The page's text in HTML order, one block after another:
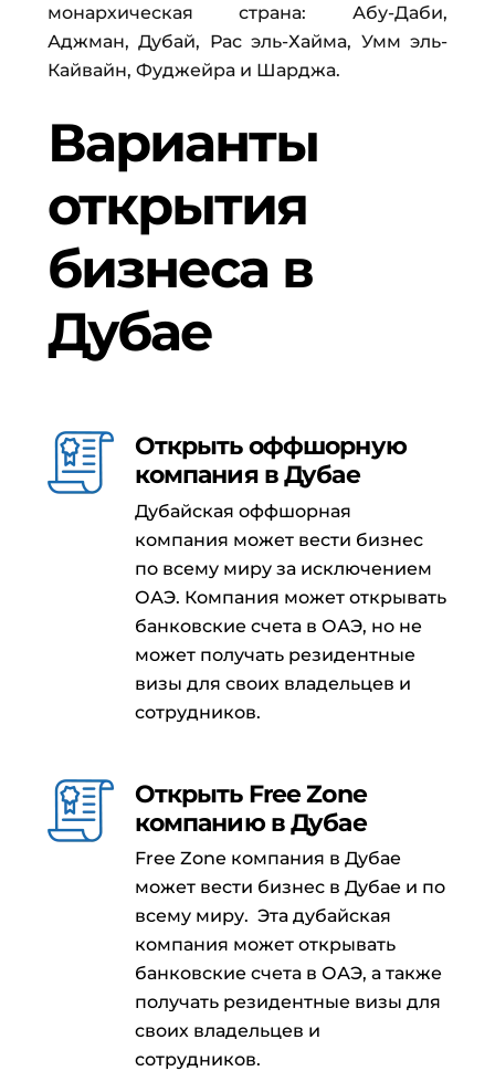
монархическая страна: Абу-Даби,
Аджман, Дубай, Рас эль-Хайма, Умм эль-
Кайвайн, Фуджейра и Шарджа.
Варианты
открытия
бизнеса в
Дубае
Открыть оффшорную
компания в Дубае
Дубайская оффшорная
компания может вести бизнес
по всему миру за исключением
ОАЭ. Компания может открывать
банковские счета в ОАЭ, но не
может получать резидентные
визы для своих владельцев и
сотрудников.
Открыть Free Zone
компанию в Дубае
Free Zone компания в Дубае
может вести бизнес в Дубае и по
всему миру. Эта дубайская
компания может открывать
банковские счета в ОАЭ, а также
получать резидентные визы для
своих владельцев и
сотрудников.